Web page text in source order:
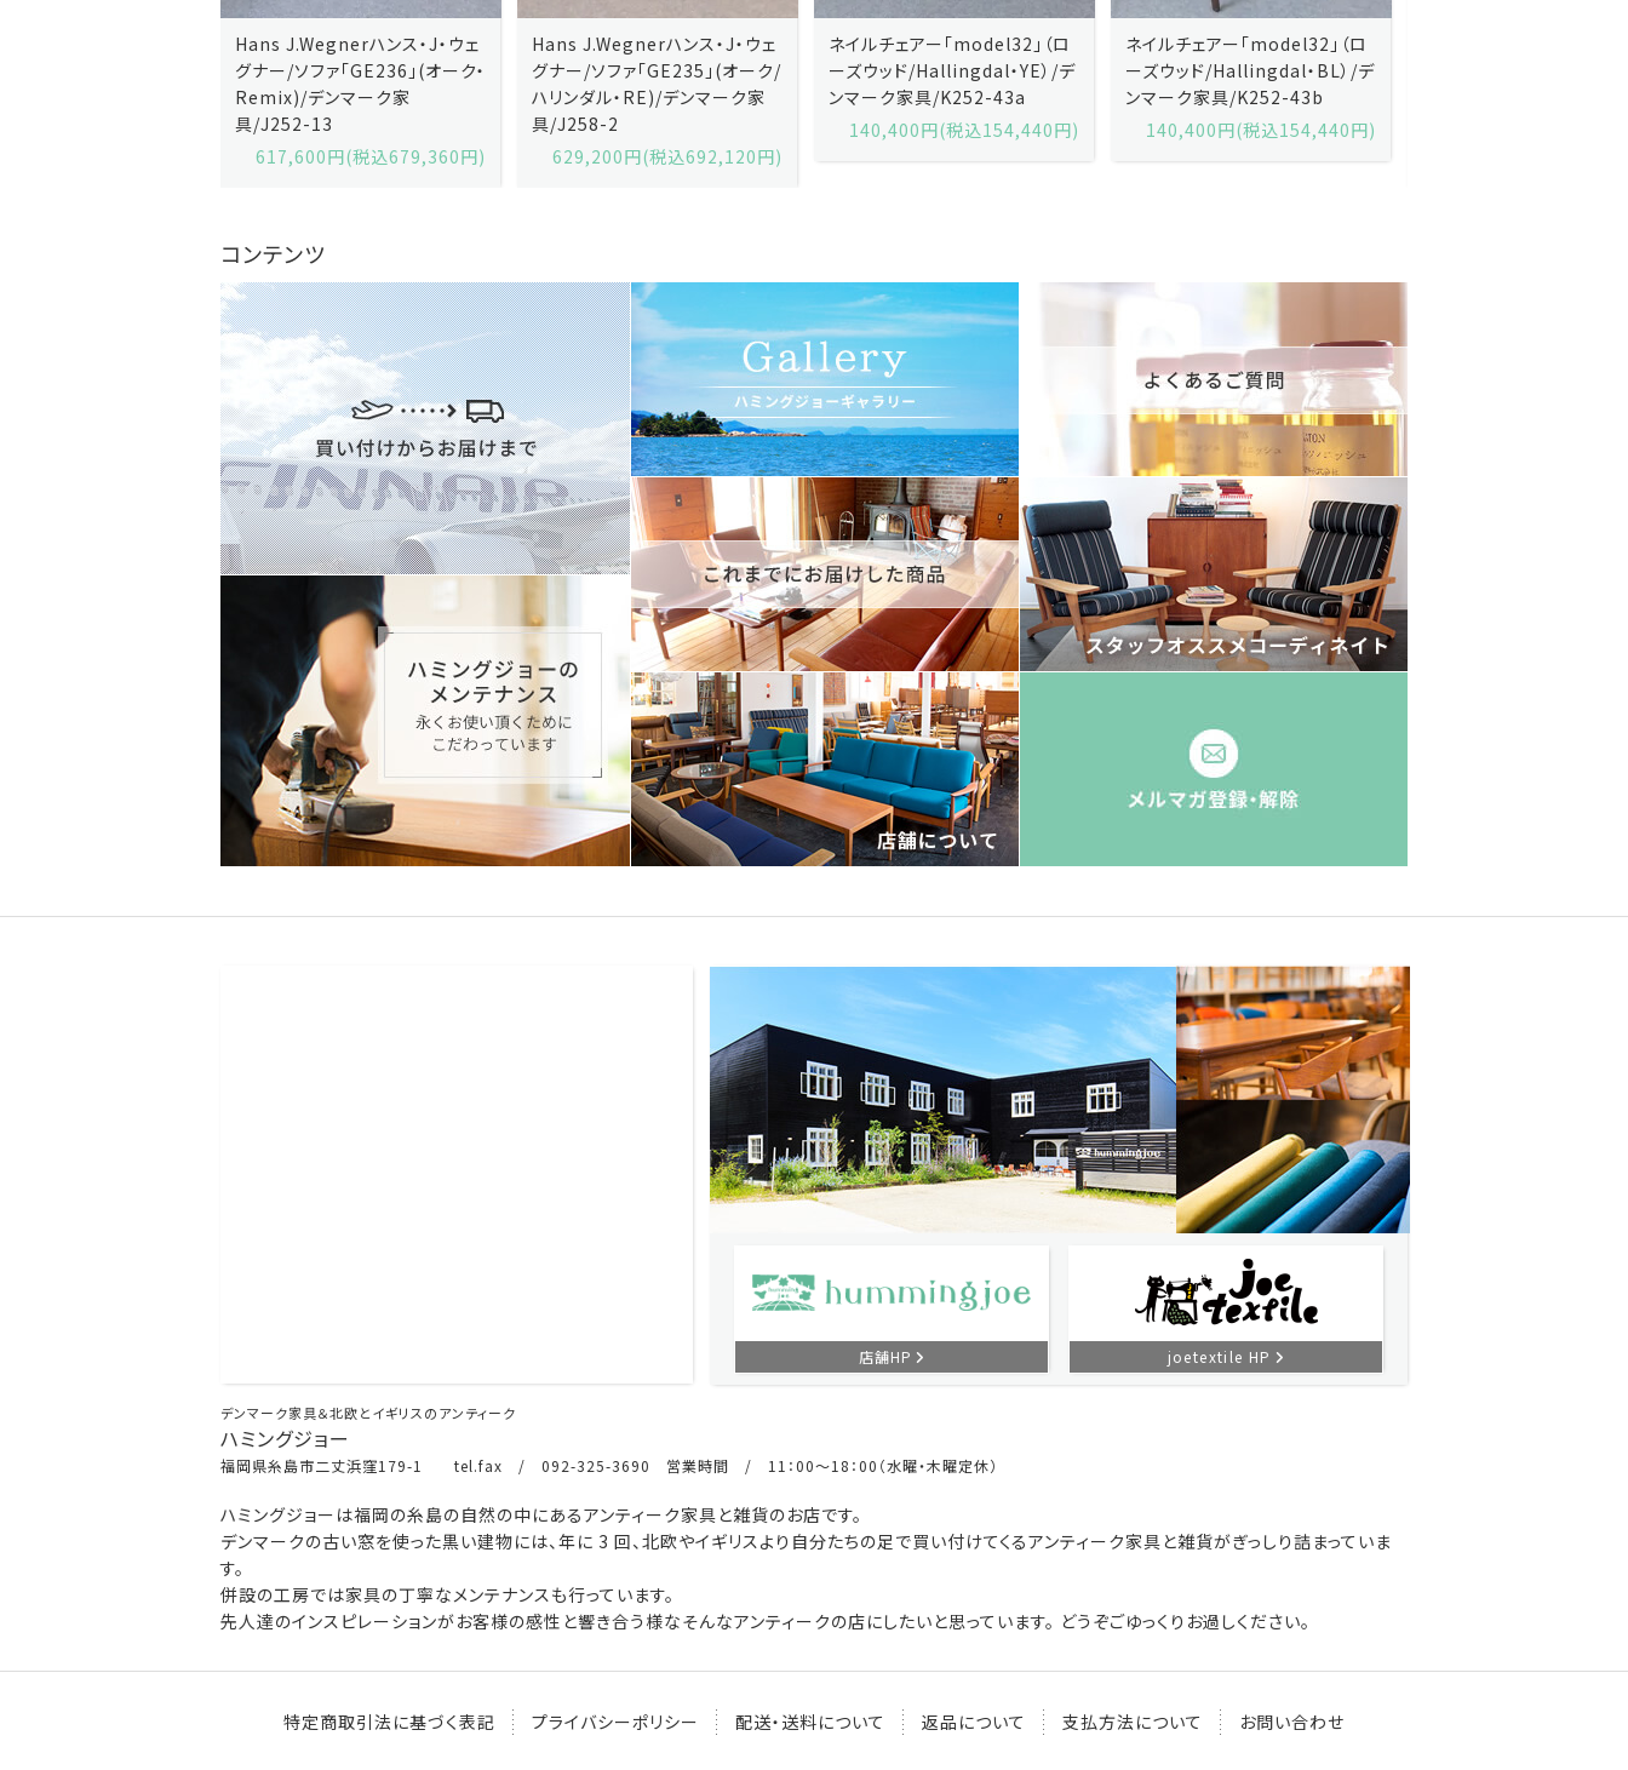
Hans J.Wegnerハンス・J・ウェ
グナー/ソファ「GE235」(オーク/
ハリンダル・RE)/デンマーク家
具/J258-2
629,200円(税込692,120円)
ネイルチェアー「model32」（ロ
ーズウッド/Hallingdal・YE）/デ
ンマーク家具/K252-43a
140,400円(税込154,440円)
ネイルチェアー「model32」（ロ
ーズウッド/Hallingdal・BL）/デ
ンマーク家具/K252-43b
140,400円(税込154,440円)
Kai Kristiansenカイ・クリスチ
ャンセン/ダイニングチェアー
「No.42」（ローズウッド・レザー
黒）/デンマーク家具/J252-57j
コンテンツ
店舗HP joetextile HP
デンマーク家具＆北欧とイギリスのアンティーク
ハミングジョー
福岡県糸島市二丈浜窪179-1 tel.fax / 092-325-3690 営業時間 / 11：00～18：00（水曜・木曜定休）
ハミングジョーは福岡の糸島の自然の中にあるアンティーク家具と雑貨のお店です。
デンマークの古い窓を使った黒い建物には、年に 3 回、北欧やイギリスより自分たちの足で買い付けてくるアンティーク家具と雑貨がぎっしり詰まっていま
す。
併設の工房では家具の丁寧なメンテナンスも行っています。
先人達のインスピレーションがお客様の感性と響き合う様なそんなアンティークの店にしたいと思っています。 どうぞごゆっくりお過しください。
特定商取引法に基づく表記 プライバシーポリシー 配送・送料について 返品について 支払方法について お問い合わせ